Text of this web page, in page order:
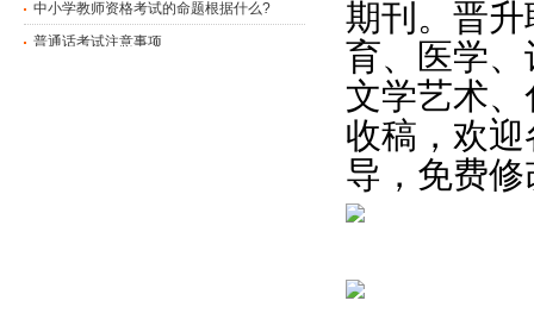
普通话考试注意事项
期刊。晋
育、医学
文学艺术
收稿，欢
导，免费